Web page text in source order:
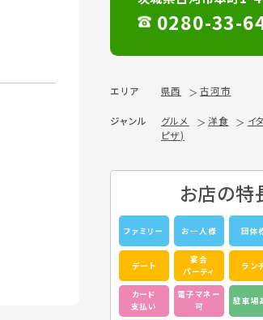
0280-33-
エリア 県西 古河市
ジャンル グルメ 洋食
イ
ピザ)
お店の特
ファミリー お一人様 団体
デート
宴会
パーティ
ラン
カード
支払い
電子マネー
可
駐車場